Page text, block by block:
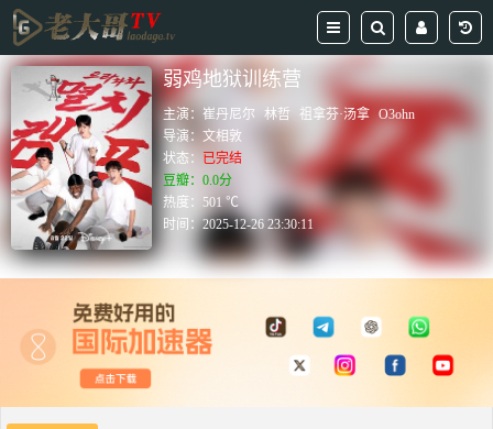
弱鸡地狱训练营
主演：崔丹尼尔 林哲 祖拿芬·汤拿 O3ohn
导演：文相敦
状态： 已完结
豆瓣：0.0分
热度：501 ℃
时间：2025-12-26 23:30:11